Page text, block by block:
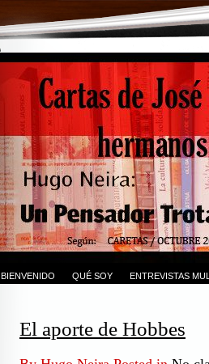
BIENVENIDO QUÉ SOY ENTREVISTAS
El aporte de Hobbes